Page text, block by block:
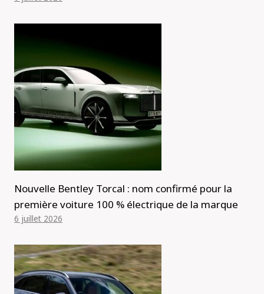
Nouvelle Bentley Torcal : nom confirmé pour la
première voiture 100 % électrique de la marque
6 juillet 2026